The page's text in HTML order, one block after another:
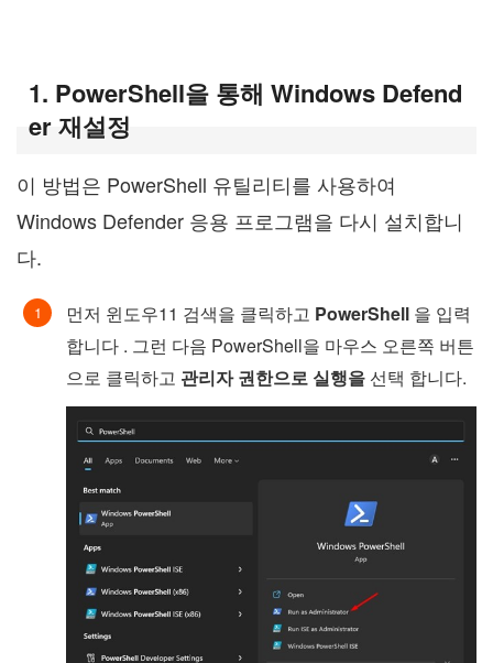
1. PowerShell을 통해 Windows Defend
er 재설정
이 방법은 PowerShell 유틸리티를 사용하여
Windows Defender 응용 프로그램을 다시 설치합니
다.
먼저 윈도우11 검색을 클릭하고 PowerShell 을 입력
합니다 . 그런 다음 PowerShell을 마우스 오른쪽 버튼
으로 클릭하고 관리자 권한으로 실행을 선택 합니다.